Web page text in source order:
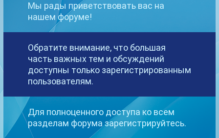
Другие варианты поиска
Найдено: 1 результат
СОРТИРОВКА
Мы рады приветствовать вас на
нашем форуме!
Обратите внимание, что большая
часть важных тем и обсуждений
доступны только зарегистрированным
пользователям.
Для полноценного доступа ко всем
разделам форума зарегистрируйтесь.